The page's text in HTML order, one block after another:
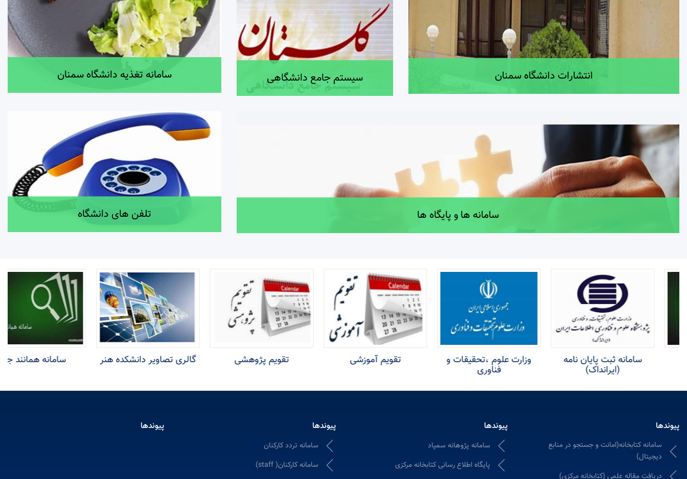
انتشارات دانشگاه سمنان سیستم جامع دانشگاهی سامانه تغذیه دانشگاه سمنان
سامانه ها و پایگاه ها تلفن های دانشگاه
سامانه ثبت پایان نامه
(ایرانداک)
وزارت علوم ،تحقیقات و تقویم آموزشی تقویم پژوهشی گالری تصاویر دانشکده هنر سامانه همانند جو
پیوندها
سامانه کتابخانه(امانت و جستجو در منابع
دیجیتال)
دریافت مقاله علمی (کتابخانه مرکزی)
پیوندها
سامانه پژوهانه سمپاد
پایگاه اطلاع رسانی کتابخانه مرکزی
پیوندها
سامانه تردد کارکنان
سامانه کارکنان( staff)
پیوندها